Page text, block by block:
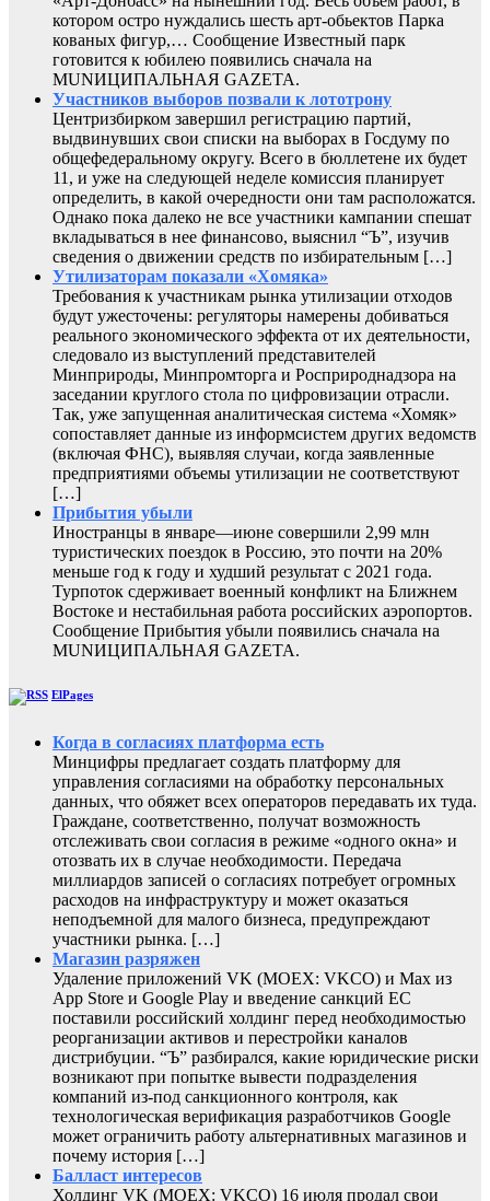
котором остро нуждались шесть арт-обьектов Парка
кованых фигур,… Сообщение Известный парк
готовится к юбилею появились сначала на
MUNИЦИПАЛЬНАЯ GAZЕТА.
Участников выборов позвали к лототрону
Центризбирком завершил регистрацию партий,
выдвинувших свои списки на выборах в Госдуму по
общефедеральному округу. Всего в бюллетене их будет
11, и уже на следующей неделе комиссия планирует
определить, в какой очередности они там расположатся.
Однако пока далеко не все участники кампании спешат
вкладываться в нее финансово, выяснил “Ъ”, изучив
сведения о движении средств по избирательным […]
Утилизаторам показали «Хомяка»
Требования к участникам рынка утилизации отходов
будут ужесточены: регуляторы намерены добиваться
реального экономического эффекта от их деятельности,
следовало из выступлений представителей
Минприроды, Минпромторга и Росприроднадзора на
заседании круглого стола по цифровизации отрасли.
Так, уже запущенная аналитическая система «Хомяк»
сопоставляет данные из информсистем других ведомств
(включая ФНС), выявляя случаи, когда заявленные
предприятиями объемы утилизации не соответствуют
[…]
Прибытия убыли
Иностранцы в январе—июне совершили 2,99 млн
туристических поездок в Россию, это почти на 20%
меньше год к году и худший результат с 2021 года.
Турпоток сдерживает военный конфликт на Ближнем
Востоке и нестабильная работа российских аэропортов.
Сообщение Прибытия убыли появились сначала на
MUNИЦИПАЛЬНАЯ GAZЕТА.
ElPages
Когда в согласиях платформа есть
Минцифры предлагает создать платформу для
управления согласиями на обработку персональных
данных, что обяжет всех операторов передавать их туда.
Граждане, соответственно, получат возможность
отслеживать свои согласия в режиме «одного окна» и
отозвать их в случае необходимости. Передача
миллиардов записей о согласиях потребует огромных
расходов на инфраструктуру и может оказаться
неподъемной для малого бизнеса, предупреждают
участники рынка. […]
Магазин разряжен
Удаление приложений VK (MOEX: VKCO) и Max из
App Store и Google Play и введение санкций ЕС
поставили российский холдинг перед необходимостью
реорганизации активов и перестройки каналов
дистрибуции. “Ъ” разбирался, какие юридические риски
возникают при попытке вывести подразделения
компаний из-под санкционного контроля, как
технологическая верификация разработчиков Google
может ограничить работу альтернативных магазинов и
почему история […]
Балласт интересов
Холдинг VK (MOEX: VKCO) 16 июля продал свои